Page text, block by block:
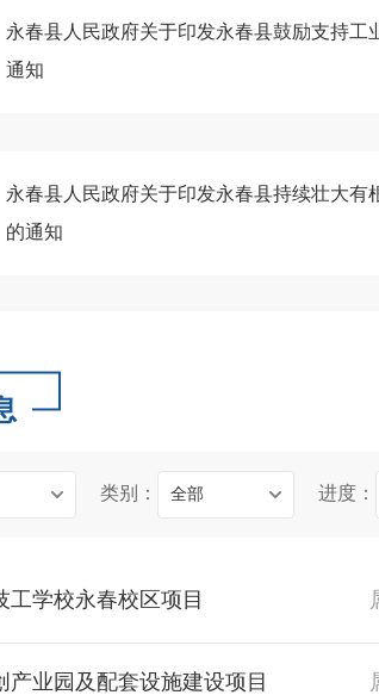
永春县人民政府关于印发永春县鼓励支持工
通知
永春县人民政府关于印发永春县持续壮大有
的通知
类别： 全部 进度：
工学校永春校区项目
产业园及配套设施建设项目